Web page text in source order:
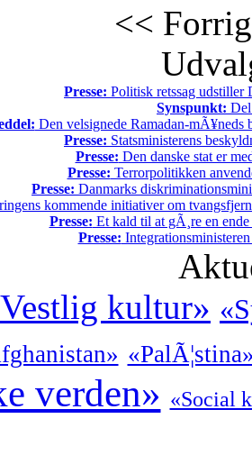
<<
Presse: Politisk retssag udstiller
Synspunkt:
Den velsignede Ramadan-mÃ¥neds
Presse: Statsministerens
Presse: Den danske stat er
Presse: Terrorpolitikken
Presse: Danmarks
kommende initiativer om
Presse: Et kald til at gÃ¸re en
Presse:
kultur»
verden» «Social